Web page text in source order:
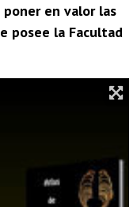
en valor las
posee la Facultad